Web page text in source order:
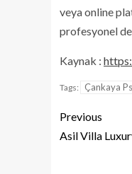
veya online
profesyonel
Kaynak :
Tags: Çankaya
Previous
Asil Villa